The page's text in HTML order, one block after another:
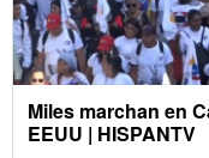
Miles marchan en
EEUU | HISPANTV